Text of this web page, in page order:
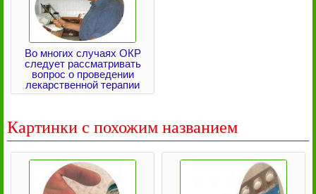
Во многих случаях ОКР
следует рассматривать
вопрос о проведении
лекарственной терапии
Картинки с похожим названием